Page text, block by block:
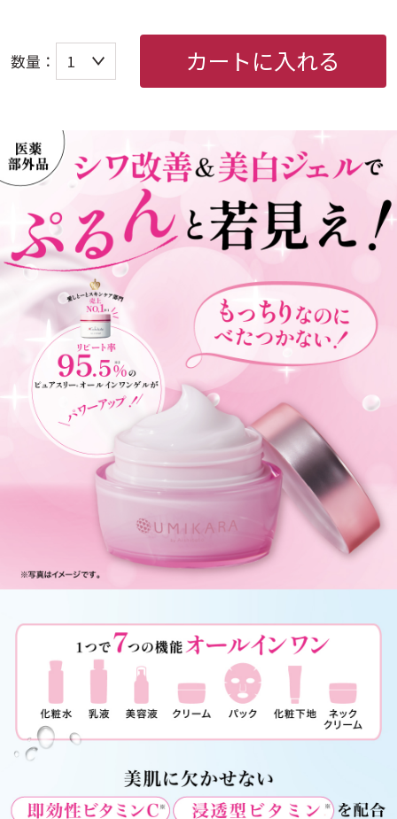
数量： カートに入れる